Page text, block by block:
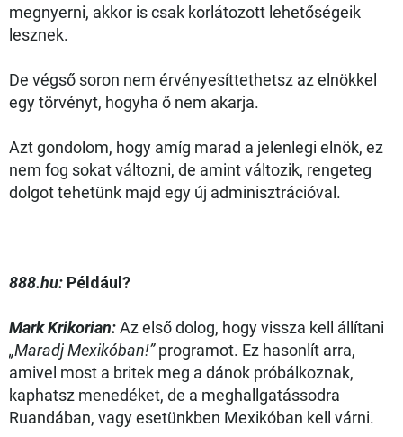
megnyerni, akkor is csak korlátozott lehetőségeik
lesznek.
De végső soron nem érvényesíttethetsz az elnökkel
egy törvényt, hogyha ő nem akarja.
Azt gondolom, hogy amíg marad a jelenlegi elnök, ez
nem fog sokat változni, de amint változik, rengeteg
dolgot tehetünk majd egy új adminisztrációval.
888.hu: Például?
Mark Krikorian:Az első dolog, hogy vissza kell állítani
„Maradj Mexikóban!”programot. Ez hasonlít arra,
amivel most a britek meg a dánok próbálkoznak,
kaphatsz menedéket, de a meghallgatássodra
Ruandában, vagy esetünkben Mexikóban kell várni.